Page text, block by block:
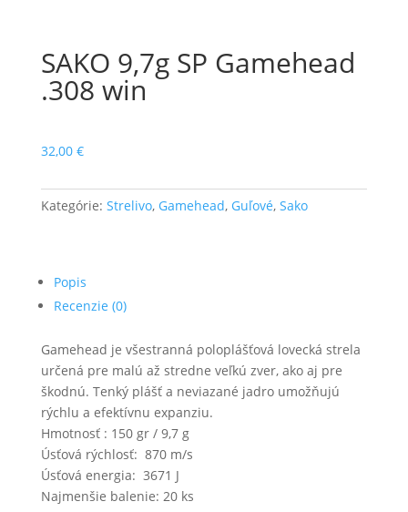
SAKO 9,7g SP Gamehead
.308 win
32,00 €
Kategórie: Strelivo, Gamehead, Guľové, Sako
Popis
Recenzie (0)
Gamehead je všestranná poloplášťová lovecká strela
určená pre malú až stredne veľkú zver, ako aj pre
škodnú. Tenký plášť a neviazané jadro umožňujú
rýchlu a efektívnu expanziu.
Hmotnosť : 150 gr / 9,7 g
Úsťová rýchlosť: 870 m/s
Úsťová energia: 3671 J
Najmenšie balenie: 20 ks